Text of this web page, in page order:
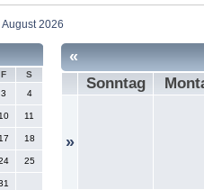
August 2026
F
S
3 4
10 11
17 18
25
«
Sonntag
»